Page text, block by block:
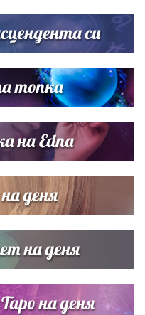
си
топка
на Edna
деня
на деня
на деня